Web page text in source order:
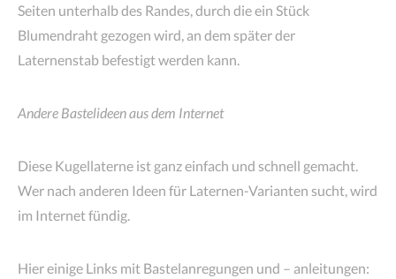
Seiten unterhalb des Randes, durch die ein Stück
Blumendraht gezogen wird, an dem später der
Laternenstab befestigt werden kann.
Andere Bastelideen aus dem Internet
Diese Kugellaterne ist ganz einfach und schnell gemacht.
Wer nach anderen Ideen für Laternen-Varianten sucht, wird
im Internet fündig.
Hier einige Links mit Bastelanregungen und – anleitungen: